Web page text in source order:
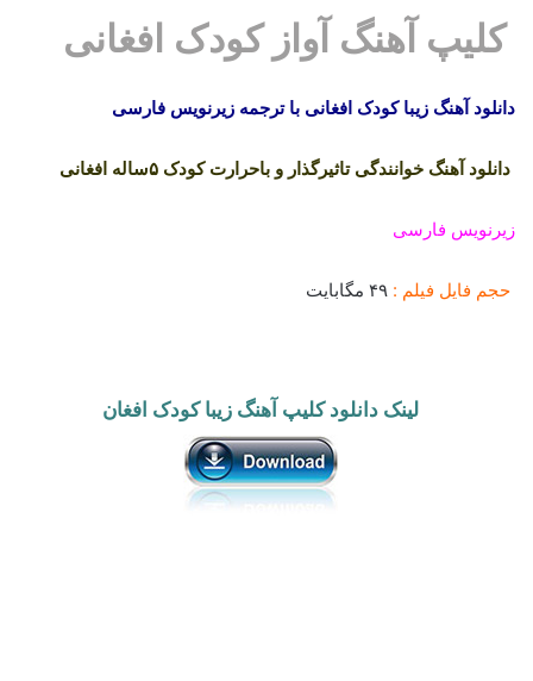
کلیپ آهنگ آواز کودک افغانی
دانلود آهنگ زیبا کودک افغانی با ترجمه زیرنویس فارسی
دانلود آهنگ خوانندگی تاثیرگذار و باحرارت کودک ۵ساله افغانی
زیرنویس فارسی
حجم فایل فیلم :
لینک دانلود کلیپ آهنگ زیبا کودک افغان